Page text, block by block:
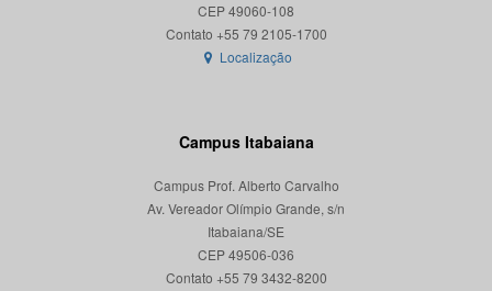
CEP 49060-108
Localização
Campus Itabaiana
Campus Prof. Alberto Carvalho
Av. Vereador Olímpio Grande, s/n
Itabaiana/SE
CEP 49506-036